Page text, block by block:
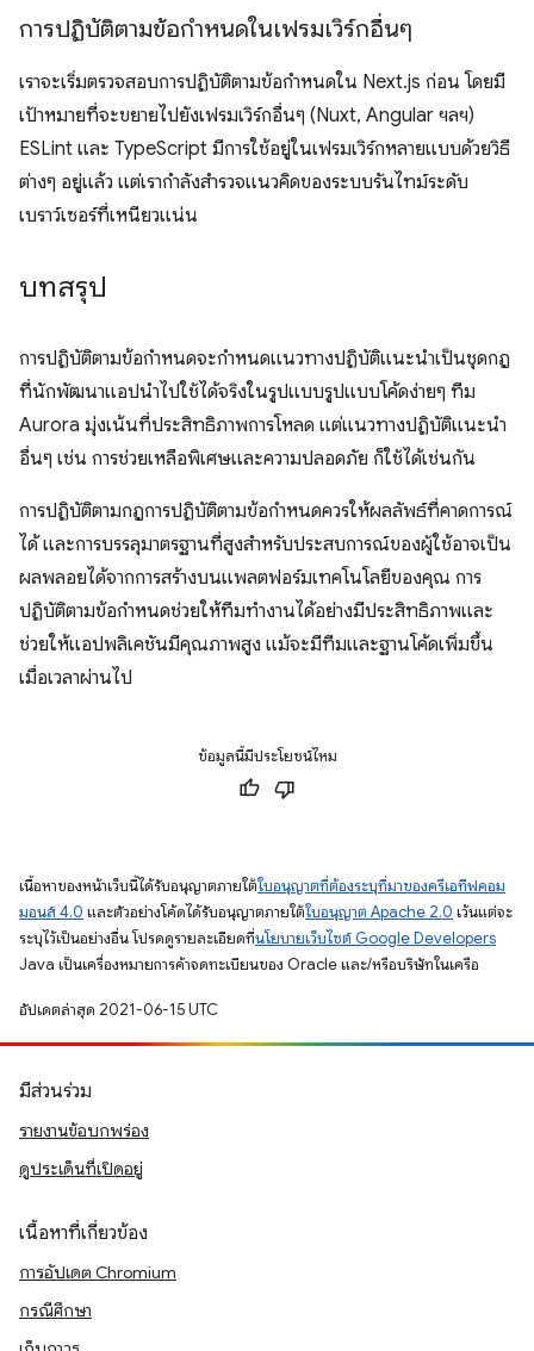
การปฏิบัติตามข้อกำหนดในเฟรมเวิร์กอื่นๆ
เราจะเริ่มตรวจสอบการปฏิบัติตามข้อกำหนดใน Next.js ก่อน โดยมี
เป้าหมายที่จะขยายไปยังเฟรมเวิร์กอื่นๆ (Nuxt, Angular ฯลฯ)
ESLint และ TypeScript มีการใช้อยู่ในเฟรมเวิร์กหลายแบบด้วยวิธี
ต่างๆ อยู่แล้ว แต่เรากำลังสำรวจแนวคิดของระบบรันไทม์ระดับ
เบราว์เซอร์ที่เหนียวแน่น
บทสรุป
การปฏิบัติตามข้อกำหนดจะกำหนดแนวทางปฏิบัติแนะนำเป็นชุดกฎ
ที่นักพัฒนาแอปนำไปใช้ได้จริงในรูปแบบรูปแบบโค้ดง่ายๆ ทีม
Aurora มุ่งเน้นที่ประสิทธิภาพการโหลด แต่แนวทางปฏิบัติแนะนำ
อื่นๆ เช่น การช่วยเหลือพิเศษและความปลอดภัย ก็ใช้ได้เช่นกัน
การปฏิบัติตามกฎการปฏิบัติตามข้อกำหนดควรให้ผลลัพธ์ที่คาดการณ์
ได้ และการบรรลุมาตรฐานที่สูงสำหรับประสบการณ์ของผู้ใช้อาจเป็น
ผลพลอยได้จากการสร้างบนแพลตฟอร์มเทคโนโลยีของคุณ การ
ปฏิบัติตามข้อกำหนดช่วยให้ทีมทำงานได้อย่างมีประสิทธิภาพและ
ช่วยให้แอปพลิเคชันมีคุณภาพสูง แม้จะมีทีมและฐานโค้ดเพิ่มขึ้น
เมื่อเวลาผ่านไป
ข้อมูลนี้มีประโยชน์ไหม
เนื้อหาของหน้าเว็บนี้ได้รับอนุญาตภายใต้ใบอนุญาตที่ต้องระบุที่มาของครีเอทีฟคอม
มอนส์ 4.0 และตัวอย่างโค้ดได้รับอนุญาตภายใต้ใบอนุญาต Apache 2.0 เว้นแต่จะ
ระบุไว้เป็นอย่างอื่น โปรดดูรายละเอียดที่นโยบายเว็บไซต์ Google Developers
Java เป็นเครื่องหมายการค้าจดทะเบียนของ Oracle และ/หรือบริษัทในเครือ
อัปเดตล่าสุด 2021-06-15 UTC
มีส่วนร่วม
รายงานข้อบกพร่อง
ดูประเด็นที่เปิดอยู่
เนื้อหาที่เกี่ยวข้อง
การอัปเดต Chromium
กรณีศึกษา